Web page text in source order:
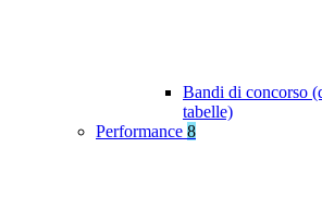
Bandi di concorso
tabelle)
Performance 8